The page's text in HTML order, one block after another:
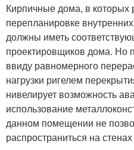
Кирпичные дома, в которых
перепланировке
должны иметь
проектировщиков дома. Но
ввиду равномерного
нагрузки ригелем
нивелирует возможность
использование
данном помещении не
распространиться на